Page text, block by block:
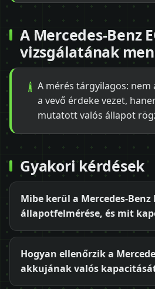
A Mercedes-Benz
vizsgálatának
A mérés tárgyilagos: nem
a vevő érdeke vezet,
mutatott valós állapot
Gyakori kérdések
Mibe kerül a Mercedes-Benz
állapotfelmérése, és mit
Hogyan ellenőrzik a
akkujának valós